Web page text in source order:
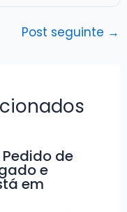
Post seguinte →
Pedido de
e
em